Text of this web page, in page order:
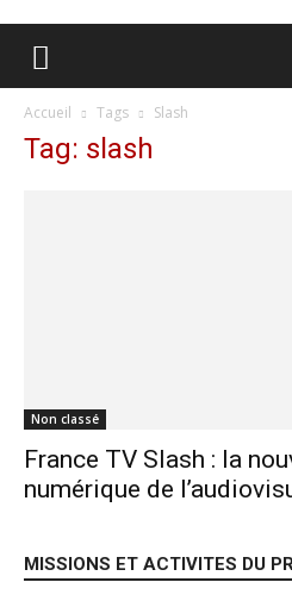
Accueil Tags Slash
Tag: slash
Non classé
France TV Slash : la
numérique de
MISSIONS ET ACTIVITES DU